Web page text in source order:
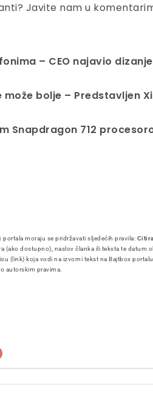
Javite nam u
– CEO najavio
bolje – Predstavljen
Snapdragon 712
moraju se pridržavati sljedećih pravila:
(ako dostupno), naslov članka ili teksta te datum
(link) koja vodi na izvorni tekst na Bajtbox
autorskim pravima.